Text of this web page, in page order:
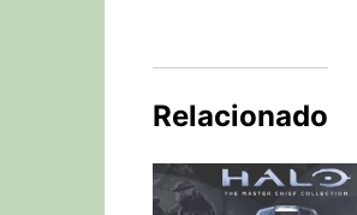
Relacionado